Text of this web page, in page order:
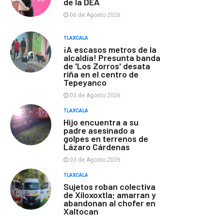
06 de Agosto 2026
TLAXCALA
¡A escasos metros de la
alcaldía! Presunta banda
de 'Los Zorros' desata
riña en el centro de
Tepeyanco
03 de Agosto 2026
TLAXCALA
Hijo encuentra a su
padre asesinado a
golpes en terrenos de
Lázaro Cárdenas
03 de Agosto 2026
TLAXCALA
Sujetos roban colectiva
de Xiloxoxtla; amarran y
abandonan al chofer en
Xaltocan